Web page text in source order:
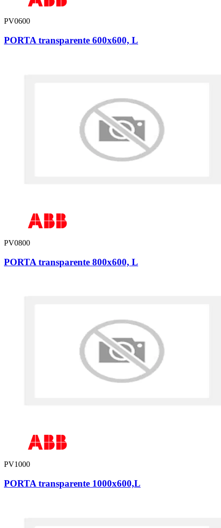
PV0600
PORTA transparente 600x600, L
PV0800
PORTA transparente 800x600, L
PV1000
PORTA transparente 1000x600,L